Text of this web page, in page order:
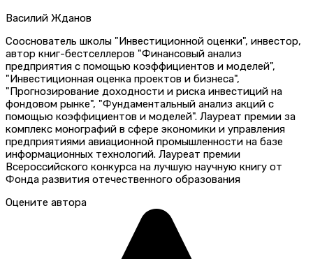
Василий Жданов
Сооснователь школы "Инвестиционной оценки", инвестор,
автор книг-бестселлеров "Финансовый анализ
предприятия с помощью коэффициентов и моделей",
"Инвестиционная оценка проектов и бизнеса",
"Прогнозирование доходности и риска инвестиций на
фондовом рынке", "Фундаментальный анализ акций с
помощью коэффициентов и моделей". Лауреат премии за
комплекс монографий в сфере экономики и управления
предприятиями авиационной промышленности на базе
информационных технологий. Лауреат премии
Всероссийского конкурса на лучшую научную книгу от
Фонда развития отечественного образования
Оцените автора